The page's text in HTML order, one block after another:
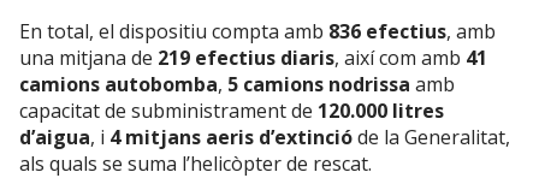
En total, el dispositiu compta amb 836 efectius, amb
una mitjana de 219 efectius diaris, així com amb 41
camions autobomba, 5 camions nodrissa amb
capacitat de subministrament de 120.000 litres
d’aigua, i 4 mitjans aeris d’extincióde la Generalitat,
als quals se suma l’helicòpter de rescat.